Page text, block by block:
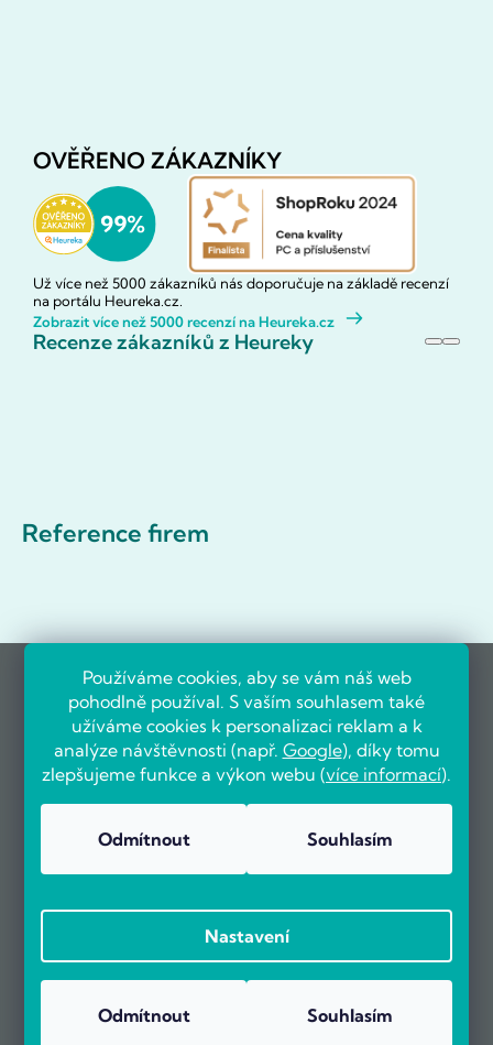
Používáme cookies, aby se vám náš web
pohodlně používal. S vaším souhlasem také
užíváme cookies k personalizaci reklam a k
analýze návštěvnosti (např. Google), díky tomu
zlepšujeme funkce a výkon webu (více informací).
Odmítnout Souhlasím
Nastavení
Odmítnout Souhlasím
OVĚŘENO ZÁKAZNÍKY
Už více než 5000 zákazníků nás doporučuje na základě recenzí
na portálu Heureka.cz.
Zobrazit více než 5000 recenzí na Heureka.cz
Recenze zákazníků z Heureky
Reference firem